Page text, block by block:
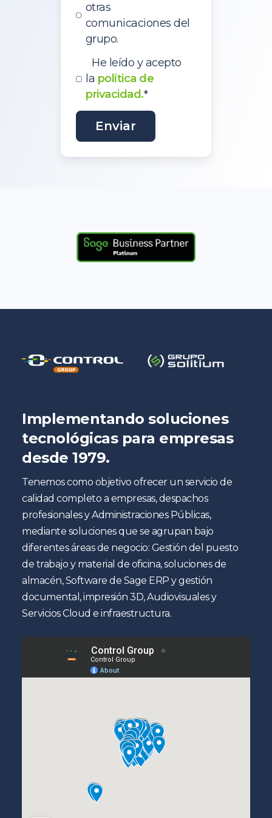
otras
comunicaciones del
grupo.
He leído y acepto
la política de
privacidad.*
Implementando soluciones
tecnológicas para empresas
desde 1979.
Tenemos como objetivo ofrecer un servicio de
calidad completo a empresas, despachos
profesionales y Administraciones Públicas,
mediante soluciones que se agrupan bajo
diferentes áreas de negocio: Gestión del puesto
de trabajo y material de oficina, soluciones de
almacén, Software de Sage ERP y gestión
documental, impresión 3D, Audiovisuales y
Servicios Cloud e infraestructura.